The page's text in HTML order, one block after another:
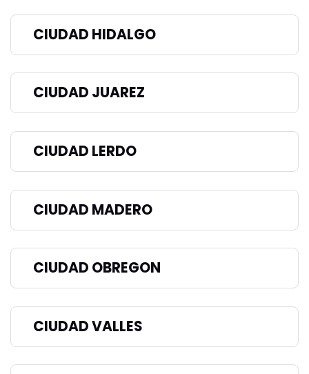
CIUDAD HIDALGO
CIUDAD JUAREZ
CIUDAD LERDO
CIUDAD MADERO
CIUDAD OBREGON
CIUDAD VALLES